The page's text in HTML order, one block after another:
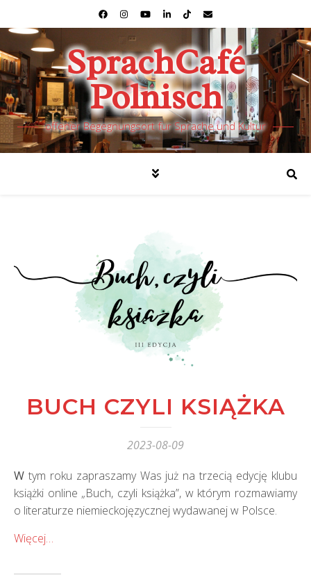
SprachCafé
Polnisch
offener Begegnungsort für Sprache und Kultur
BUCH CZYLI KSIĄŻKA
2023-08-09
W tym roku zapraszamy Was już na trzecią edycję klubu
książki online „Buch, czyli książka”, w którym rozmawiamy
o literaturze niemieckojęzycznej wydawanej w Polsce.
Więcej…